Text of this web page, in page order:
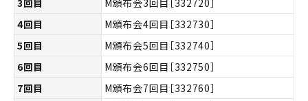
4回目
M頒布会4回目［332730］
5回目
M頒布会5回目［332740］
6回目
M頒布会6回目［332750］
7回目
M頒布会7回目［332760］